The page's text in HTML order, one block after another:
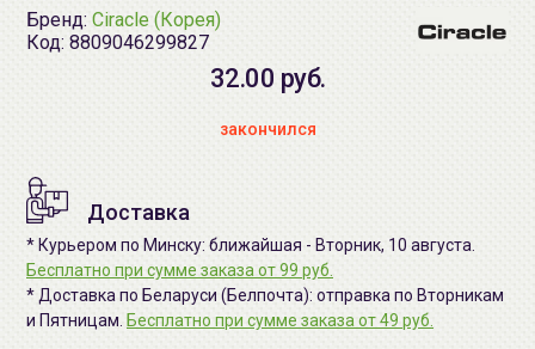
Бренд: Ciracle (Корея)
Код: 8809046299827
32.00 руб.
закончился
Доставка
* Курьером по Минску: ближайшая - Вторник, 10 августа.
Бесплатно при сумме заказа от 99 руб.
* Доставка по Беларуси (Белпочта): отправка по Вторникам
и Пятницам. Бесплатно при сумме заказа от 49 руб.